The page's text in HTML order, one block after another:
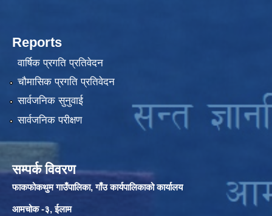
Reports
वार्षिक प्रगति प्रतिवेदन
चौमासिक प्रगति प्रतिवेदन
सार्वजनिक सुनुवाई
सार्वजनिक परीक्षण
सम्पर्क विवरण
फाकफोकथुम गाउँपालिका, गाँउ कार्यपालिकाको कार्यालय
आमचोक -३, ईलाम